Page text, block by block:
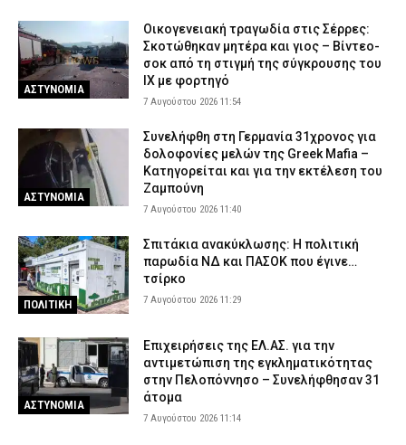
ΑΣΤΥΝΟΜΙΑ
Οικογενειακή τραγωδία στις Σέρρες:
Σκοτώθηκαν μητέρα και γιος – Βίντεο-
σοκ από τη στιγμή της σύγκρουσης του
ΙΧ με φορτηγό
7 Αυγούστου 2026 11:54
ΑΣΤΥΝΟΜΙΑ
Συνελήφθη στη Γερμανία 31χρονος για
δολοφονίες μελών της Greek Mafia –
Κατηγορείται και για την εκτέλεση του
Ζαμπούνη
7 Αυγούστου 2026 11:40
ΠΟΛΙΤΙΚΗ
Σπιτάκια ανακύκλωσης: Η πολιτική
παρωδία ΝΔ και ΠΑΣΟΚ που έγινε…
τσίρκο
7 Αυγούστου 2026 11:29
ΑΣΤΥΝΟΜΙΑ
Επιχειρήσεις της ΕΛ.ΑΣ. για την
αντιμετώπιση της εγκληματικότητας
στην Πελοπόννησο – Συνελήφθησαν 31
άτομα
7 Αυγούστου 2026 11:14